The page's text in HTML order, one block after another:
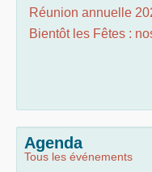
Réunion annuelle
Bientôt les Fêtes :
Agenda
Tous les événements